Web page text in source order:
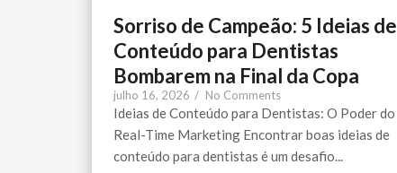
Sorriso de Campeão: 5 Ideias de
Conteúdo para Dentistas
Bombarem na Final da Copa
julho 16, 2026 / No Comments
Ideias de Conteúdo para Dentistas: O Poder do
Real-Time Marketing Encontrar boas ideias de
conteúdo para dentistas é um desafio...